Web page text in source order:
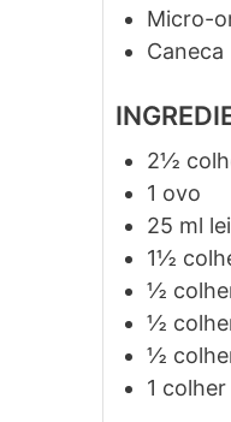
Micro-
Caneca
2½
1 ovo
25 ml
1½
½
½
½
1 colher